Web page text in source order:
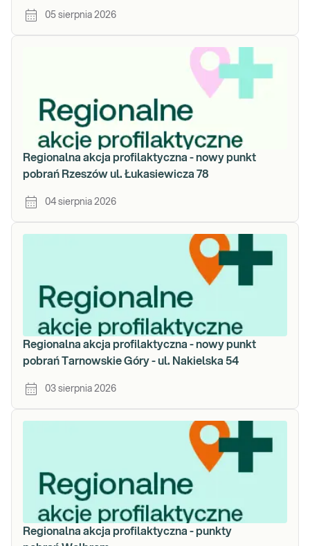
05 sierpnia 2026
Regionalna akcja profilaktyczna - nowy punkt
pobrań Rzeszów ul. Łukasiewicza 78
04 sierpnia 2026
Regionalna akcja profilaktyczna - nowy punkt
pobrań Tarnowskie Góry - ul. Nakielska 54
03 sierpnia 2026
Regionalna akcja profilaktyczna - punkty